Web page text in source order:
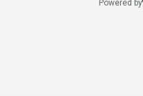
Powered by